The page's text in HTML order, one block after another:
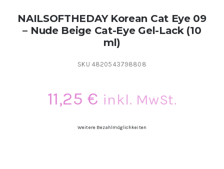
Kontakt
Kundenbewertungen
NAILSOFTHEDAY Korean Cat Eye 09
– Nude Beige Cat-Eye Gel-Lack (10
ml)
SKU 4820543798808
11,25 € inkl. MwSt.
Weitere Bezahlmöglichkeiten